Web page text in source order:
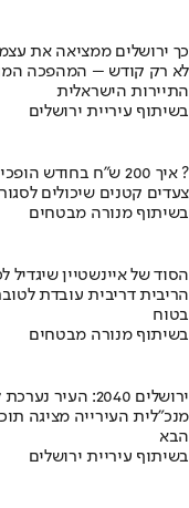
כך ירושלים ממציאה את
לא רק קודש – המהפכה
התיירות הישראלית
בשיתוף עיריית ירושלים
איך 200 ש"ח בחודש הופכים ל140 אלף ?
צעדים קטנים שיכולים
בשיתוף מנורה מבטחים
הסוד של איינשטיין
הריבית דריבית עובדת
בטוח
בשיתוף מנורה מבטחים
ירושלים 2040: העיר נערכת ל 1.5 מליון תושבים
מנכ"לית העירייה מציגה
הבא
בשיתוף עיריית ירושלים